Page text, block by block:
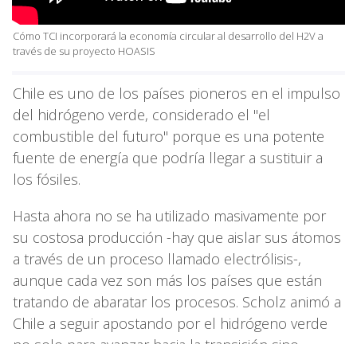
Cómo TCI incorporará la economía circular al desarrollo del H2V a
través de su proyecto HOASIS
Chile es uno de los países pioneros en el impulso
del hidrógeno verde, considerado el "el
combustible del futuro" porque es una potente
fuente de energía que podría llegar a sustituir a
los fósiles.
Hasta ahora no se ha utilizado masivamente por
su costosa producción -hay que aislar sus átomos
a través de un proceso llamado electrólisis-,
aunque cada vez son más los países que están
tratando de abaratar los procesos. Scholz animó a
Chile a seguir apostando por el hidrógeno verde